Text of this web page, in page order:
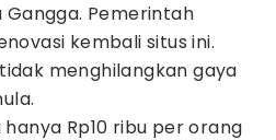
Pemerintah
kembali situs ini.
menghilangkan gaya
Rp10 ribu per orang